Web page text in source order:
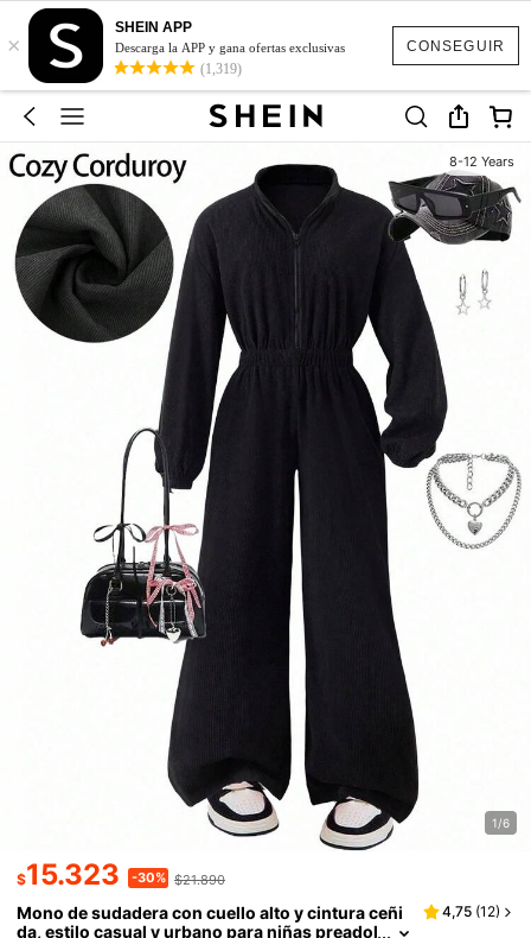
CONSEGUIR
×
SHEIN APP
Descarga la APP y gana ofertas exclusivas
(1,319)
8-12 Years
1/6
$15.323 -30% $21.890
Mono de sudadera con cuello alto y cintura ceñi
da, estilo casual y urbano para niñas preadol
4,75 (12)